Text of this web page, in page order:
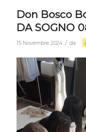
Don Bosco
DA SOGNO
15 Novembre 2024 / da